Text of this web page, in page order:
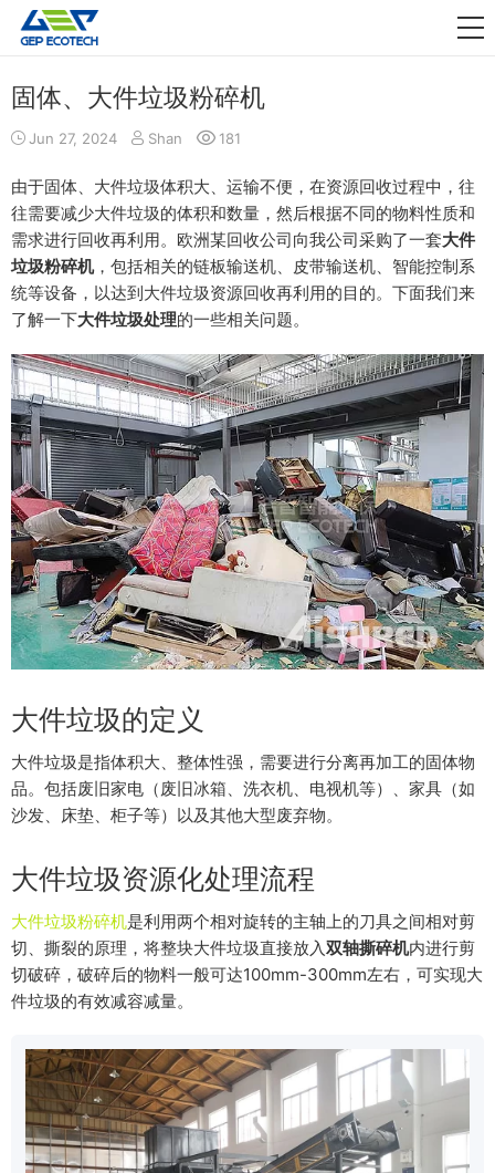
应用领域
资讯动态
关于我们
联系我们
固体、大件垃圾粉碎机
Jun 27, 2024 Shan 181
由于固体、大件垃圾体积大、运输不便，在资源回收过程中，往
往需要减少大件垃圾的体积和数量，然后根据不同的物料性质和
需求进行回收再利用。欧洲某回收公司向我公司采购了一套大件
垃圾粉碎机，包括相关的链板输送机、皮带输送机、智能控制系
统等设备，以达到大件垃圾资源回收再利用的目的。下面我们来
了解一下大件垃圾处理的一些相关问题。
大件垃圾的定义
大件垃圾是指体积大、整体性强，需要进行分离再加工的固体物
品。包括废旧家电（废旧冰箱、洗衣机、电视机等）、家具（如
沙发、床垫、柜子等）以及其他大型废弃物。
大件垃圾资源化处理流程
大件垃圾粉碎机是利用两个相对旋转的主轴上的刀具之间相对剪
切、撕裂的原理，将整块大件垃圾直接放入双轴撕碎机内进行剪
切破碎，破碎后的物料一般可达100mm-300mm左右，可实现大
件垃圾的有效减容减量。